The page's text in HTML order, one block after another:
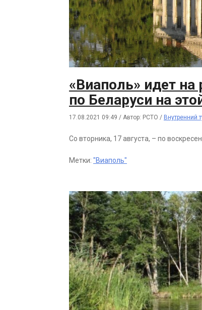
«Виаполь» идет
по Беларуси на
17.08.2021 09:49 / Автор: РСТО / Внутренний
Со вторника, 17 августа, – по
Метки: "Виаполь"